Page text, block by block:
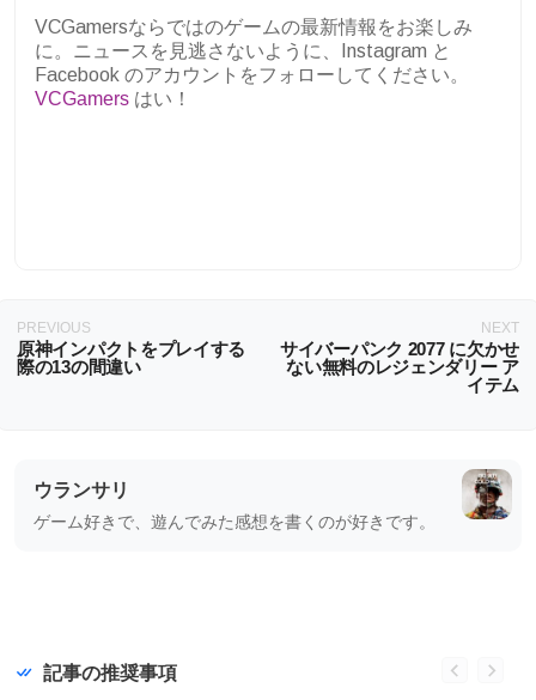
VCGamersならではのゲームの最新情報をお楽しみ
に。ニュースを見逃さないように、Instagram と
Facebook のアカウントをフォローしてください。
VCGamers はい！
PREVIOUS
原神インパクトをプレイする
際の13の間違い
NEXT
サイバーパンク 2077 に欠かせ
ない無料のレジェンダリー ア
イテム
ウランサリ
ゲーム好きで、遊んでみた感想を書くのが好きです。
記事の推奨事項